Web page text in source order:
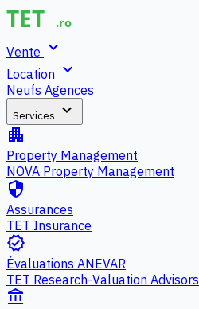
Vente expand_more
Location expand_more
Neufs Agences
Services expand_more
apartment
Property Management
NOVA Property Management
security
Assurances
TET Insurance
verified
Évaluations ANEVAR
TET Research-Valuation Advisors
account_balance